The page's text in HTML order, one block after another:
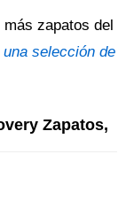
zapatos del
selección de
Zapatos,